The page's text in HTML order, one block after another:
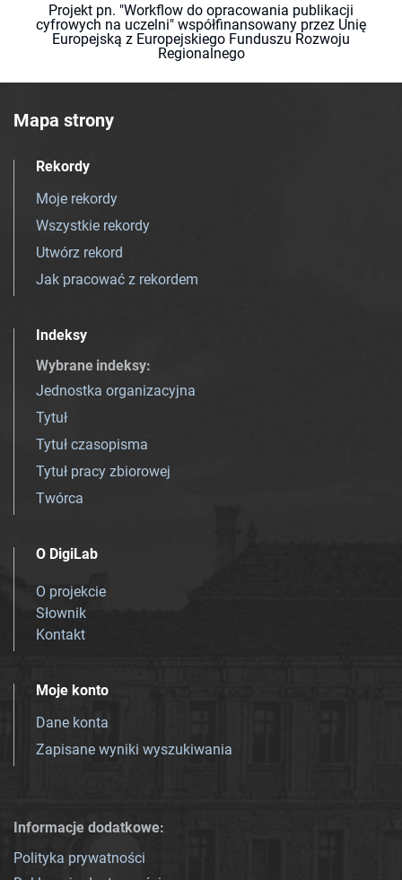
Projekt pn. "Workflow do opracowania publikacji
cyfrowych na uczelni" współfinansowany przez Unię
Europejską z Europejskiego Funduszu Rozwoju
Regionalnego
Mapa strony
Rekordy
Moje rekordy
Wszystkie rekordy
Utwórz rekord
Jak pracować z rekordem
Indeksy
Wybrane indeksy:
Jednostka organizacyjna
Tytuł
Tytuł czasopisma
Tytuł pracy zbiorowej
Twórca
O DigiLab
O projekcie
Słownik
Kontakt
Moje konto
Dane konta
Zapisane wyniki wyszukiwania
Informacje dodatkowe:
Polityka prywatności